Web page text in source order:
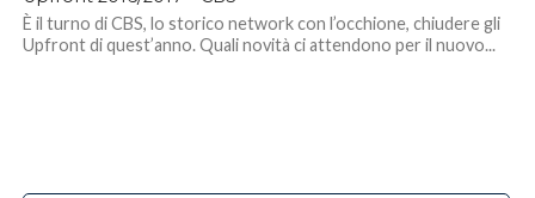
È il turno di CBS, lo storico network con l’occhione, chiudere gli
Upfront di quest’anno. Quali novità ci attendono per il nuovo...